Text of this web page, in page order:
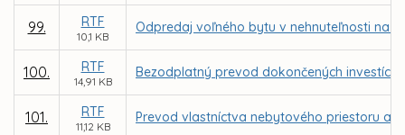
99. RTF
10,1 KB
Odpredaj voľného bytu v nehnuteľnosti na
100. RTF
14,91 KB
Bezodplatný prevod dokončených investícií
101. RTF
11,12 KB
Prevod vlastníctva nebytového priestoru a